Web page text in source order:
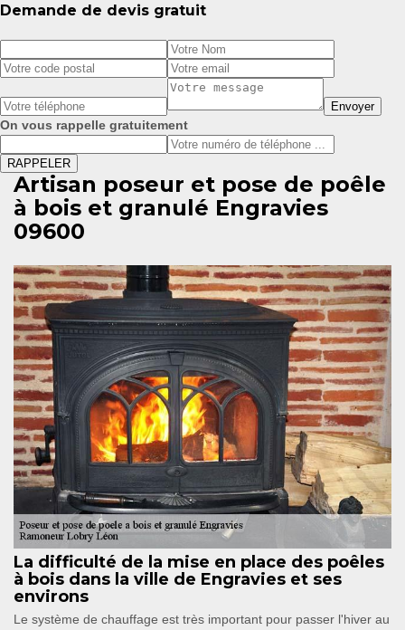
Demande de devis gratuit
On vous rappelle gratuitement
Artisan poseur et pose de poêle
à bois et granulé Engravies
09600
La difficulté de la mise en place des poêles
à bois dans la ville de Engravies et ses
environs
Le système de chauffage est très important pour passer l'hiver au